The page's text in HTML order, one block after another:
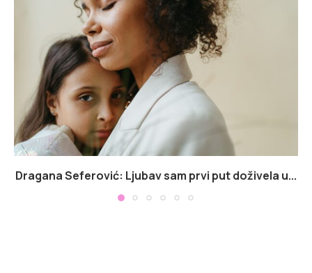
Dragana Seferović: Ljubav sam prvi put doživela u...